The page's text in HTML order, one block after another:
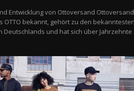
Entwicklung von Ottoversand
OTTO bekannt, gehört zu den
Deutschlands und hat sich über Jahrzehnte